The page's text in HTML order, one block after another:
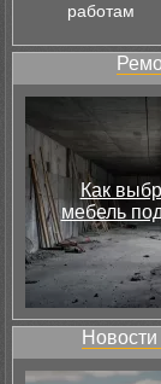
работам
Как
мебель